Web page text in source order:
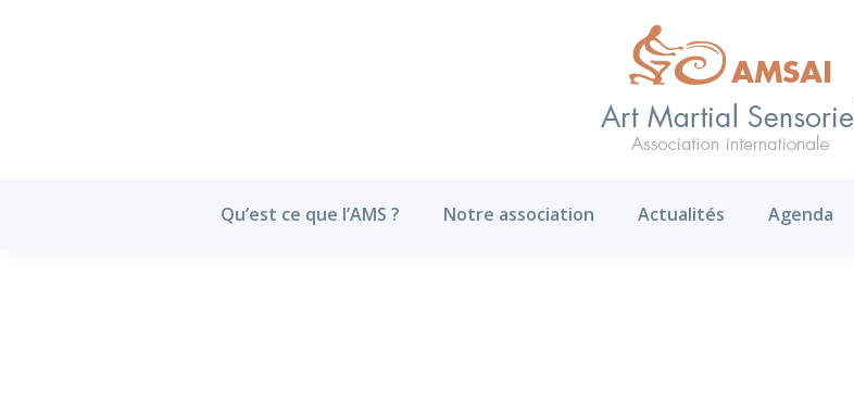
Qu’est ce que l’AMS ? Notre association Actualités Agenda
Notre association